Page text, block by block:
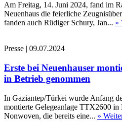
Am Freitag, 14. Juni 2024, fand im
Neuenhaus die feierliche
fanden auch Rüdiger Schury, Jan... »
Presse | 09.07.2024
Erste bei Neuenhauser
in Betrieb genommen
In Gaziantep/Türkei wurde Anfang
montierte Gelegeanlage TTX2600
Nonwoven, die bereits eine... »